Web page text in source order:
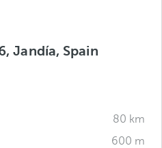
Jandía, Spain
80 km
600 m